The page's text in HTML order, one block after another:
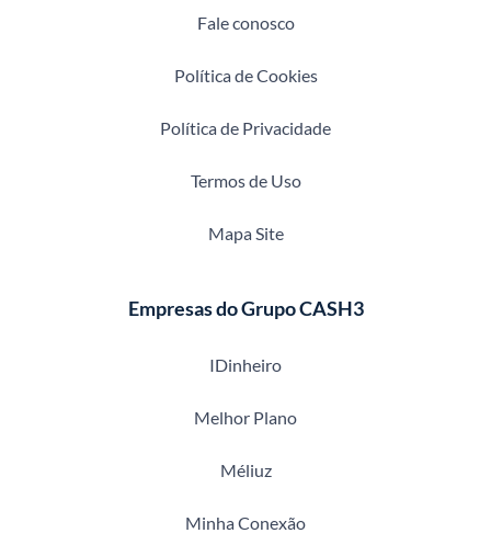
Fale conosco
Política de Cookies
Política de Privacidade
Termos de Uso
Mapa Site
Empresas do Grupo CASH3
IDinheiro
Melhor Plano
Méliuz
Minha Conexão